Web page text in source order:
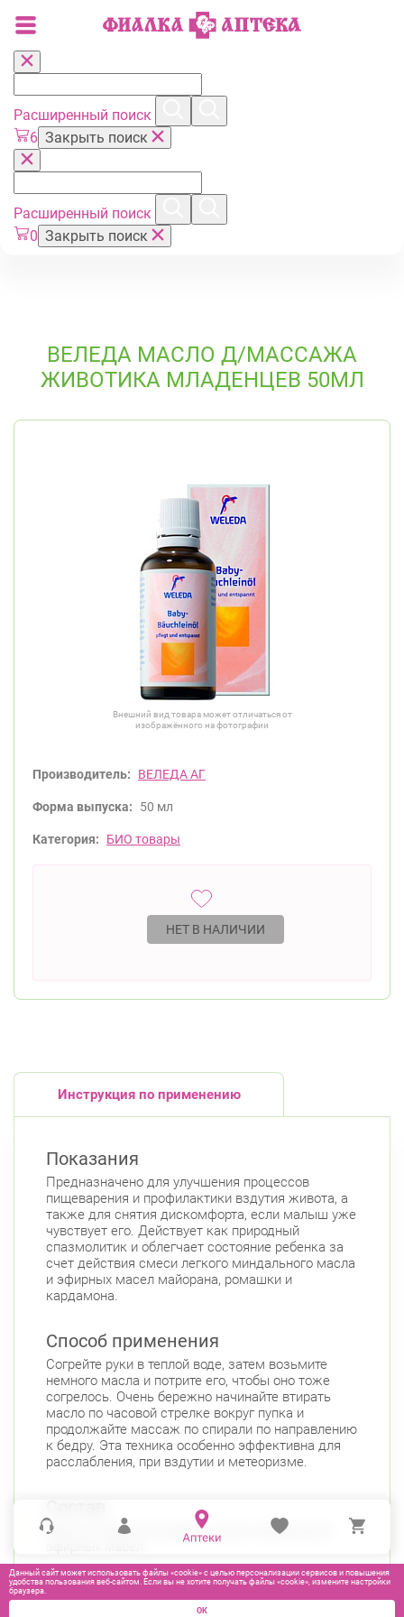
Расширенный поиск
6 Закрыть поиск
Расширенный поиск
0 Закрыть поиск
ВЕЛЕДА МАСЛО Д/МАССАЖА
ЖИВОТИКА МЛАДЕНЦЕВ 50МЛ
Внешний вид товара может отличаться от
изображённого на фотографии
Производитель: ВЕЛЕДА АГ
Форма выпуска: 50 мл
Категория: БИО товары
НЕТ В НАЛИЧИИ
Инструкция по применению
Показания
Предназначено для улучшения процессов
пищеварения и профилактики вздутия живота, а
также для снятия дискомфорта, если малыш уже
чувствует его. Действует как природный
спазмолитик и облегчает состояние ребенка за
счет действия смеси легкого миндального масла
и эфирных масел майорана, ромашки и
кардамона.
Способ применения
Согрейте руки в теплой воде, затем возьмите
немного масла и потрите его, чтобы оно тоже
согрелось. Очень бережно начинайте втирать
масло по часовой стрелке вокруг пупка и
продолжайте массаж по спирали по направлению
к бедру. Эта техника особенно эффективна для
расслабления, при вздутии и метеоризме.
Масло сладкого миндаля, смесь натуральных
Данный сайт может использовать файлы «cookie» с целью персонализации сервисов и повышения
удобства пользования веб-сайтом. Если вы не хотите получать файлы «cookie», измените настройки
браузера.
ОК